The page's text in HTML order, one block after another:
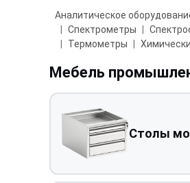
Аналитическое
Спектрометры
Термометры
Мебель
Столы